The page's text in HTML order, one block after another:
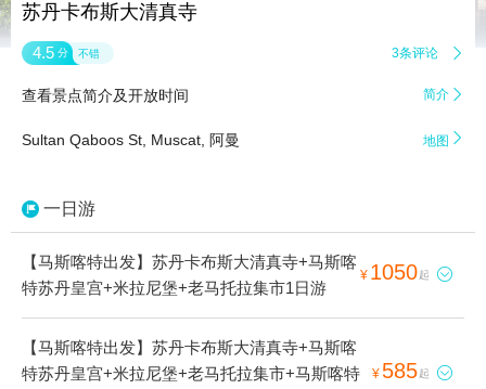
苏丹卡布斯大清真寺
4.5 分 不错 3条评论 
查看景点简介及开放时间 简介 
Sultan Qaboos St, Muscat, 阿曼 地图 
一日游
【马斯喀特出发】苏丹卡布斯大清真寺+马斯喀
特苏丹皇宫+米拉尼堡+老马托拉集市1日游
¥ 1050起 
【马斯喀特出发】苏丹卡布斯大清真寺+马斯喀
特苏丹皇宫+米拉尼堡+老马托拉集市+马斯喀特
¥ 585起 